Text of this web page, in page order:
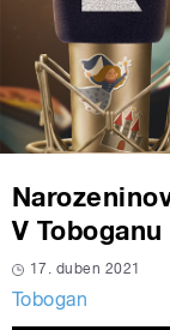
V
17. duben 2021
Tobogan